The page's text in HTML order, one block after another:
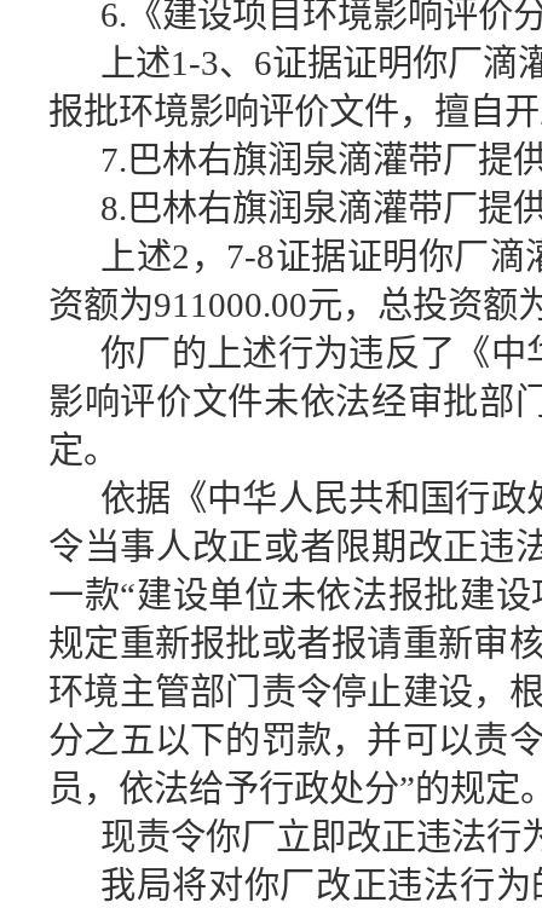
6. 《建设项目环境影响评价
上述1-3、6证据证明你厂
报批环境影响评价文件，擅自
7. 巴林右旗润泉滴灌带厂提
8. 巴林右旗润泉滴灌带厂提
上述2，7-8证据证明你厂
资额为911000.00元，总投资额
你厂的上述行为违反了《
影响评价文件未依法经审批部
定。
依据《中华人民共和国行
令当事人改正或者限期改正违
一款“建设单位未依法报批建
规定重新报批或者报请重新审
环境主管部门责令停止建设，
分之五以下的罚款，并可以责
员，依法给予行政处分”的规定
现责令你厂立即改正违法行
我局将对你厂改正违法行